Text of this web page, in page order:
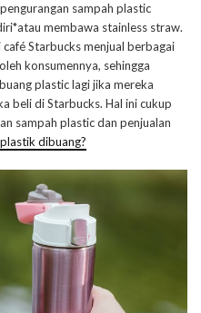
sampah plastic
membawa stainless straw.
Starbucks menjual berbagai
konsumennya, sehingga
plastic lagi jika mereka
beli di Starbucks. Hal ini cukup
sampah plastic dan penjualan
dibuang?